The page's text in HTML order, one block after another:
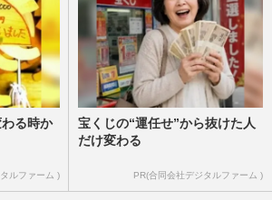
る時か
ルファーム )
宝くじの“運任せ”から抜けた人
だけ変わる
PR(合同会社デジタルファーム )